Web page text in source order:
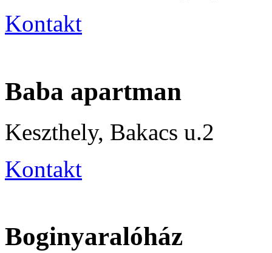
Kontakt
Baba apartman
Keszthely, Bakacs u.2
Kontakt
Boginyaralóház